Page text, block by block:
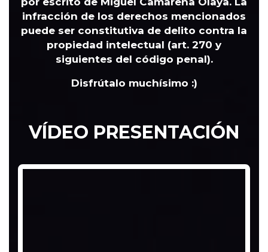
infracción de los derechos mencionados
puede ser constitutiva de delito contra la
propiedad intelectual (art. 270 y
siguientes del código penal).
Disfrútalo muchísimo :)
VÍDEO PRESENTACIÓN